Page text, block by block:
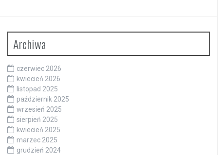
Archiwa
czerwiec 2026
kwiecień 2026
listopad 2025
październik 2025
wrzesień 2025
sierpień 2025
kwiecień 2025
marzec 2025
grudzień 2024